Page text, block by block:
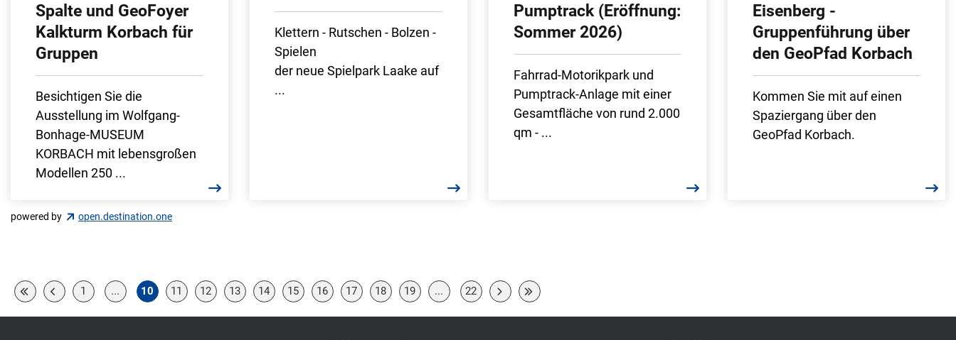
Spalte und GeoFoyer
Kalkturm Korbach für
Gruppen
Besichtigen Sie die
Ausstellung im Wolfgang-
Bonhage-MUSEUM
KORBACH mit lebensgroßen
Modellen 250 ...
Klettern - Rutschen - Bolzen -
Spielen
der neue Spielpark Laake auf
...
Pumptrack (Eröffnung:
Sommer 2026)
Fahrrad-Motorikpark und
Pumptrack-Anlage mit einer
Gesamtfläche von rund 2.000
qm - ...
Eisenberg -
Gruppenführung über
den GeoPfad Korbach
Kommen Sie mit auf einen
Spaziergang über den
GeoPfad Korbach.
powered by open.destination.one
1 ... 10 11 12 13 14 15 16 17 18 19 ... 22